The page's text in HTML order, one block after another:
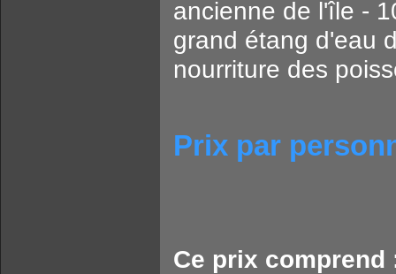
ancienne de l'île -
grand étang d'eau
nourriture des
Prix par
Ce prix comprend